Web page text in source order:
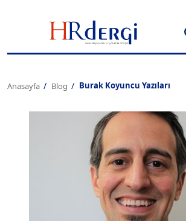
Anasayfa Blog Burak Koyuncu Yazıları